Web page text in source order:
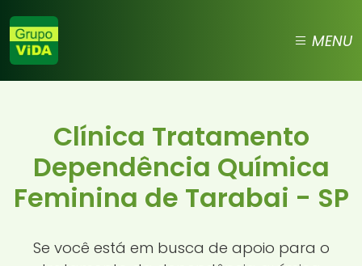
MENU
Clínica Tratamento
Dependência Química
Feminina de Tarabai - SP
Se você está em busca de apoio para o